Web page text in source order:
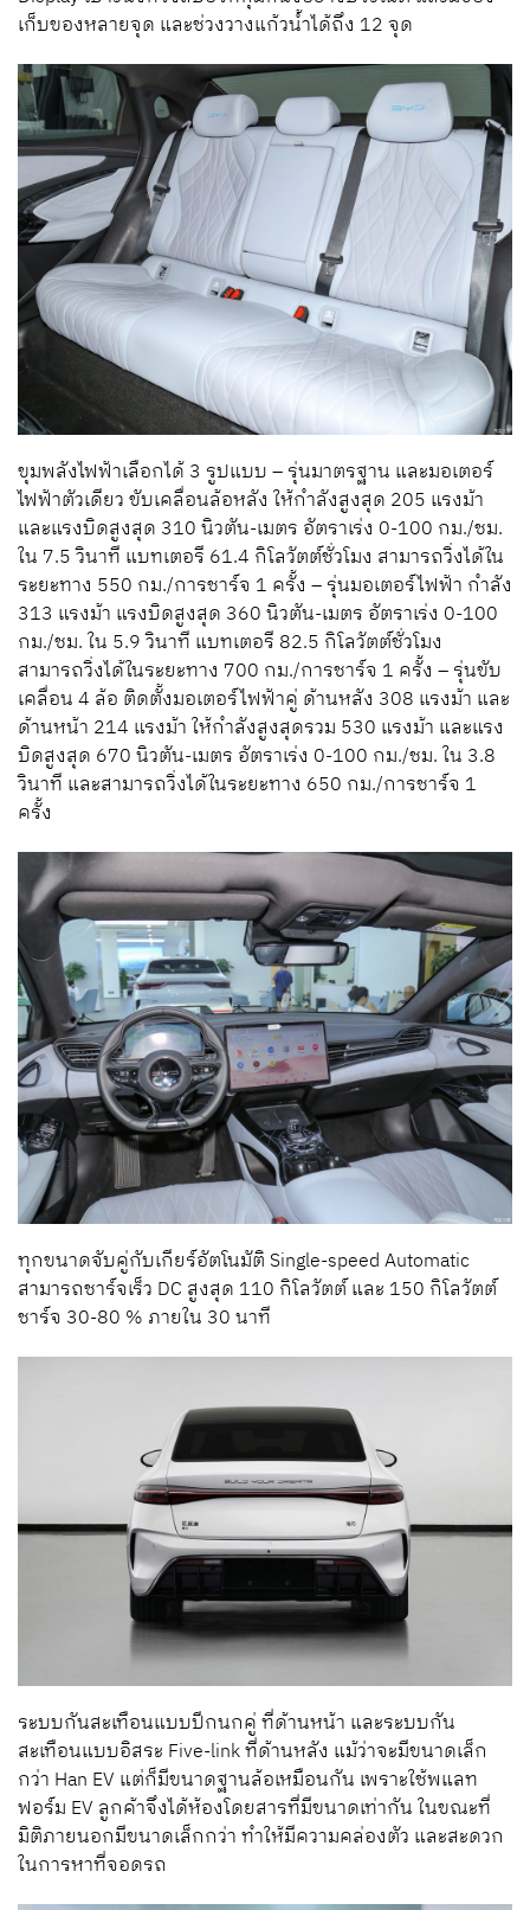
เก็บของหลายจุด และช่วงวางแก้วน้ำได้ถึง 12 จุด
ขุมพลังไฟฟ้าเลือกได้ 3 รูปแบบ – รุ่นมาตรฐาน และมอเตอร์
ไฟฟ้าตัวเดียว ขับเคลื่อนล้อหลัง ให้กำลังสูงสุด 205 แรงม้า
และแรงบิดสูงสุด 310 นิวตัน-เมตร อัตราเร่ง 0-100 กม./ชม.
ใน 7.5 วินาที แบทเตอรี 61.4 กิโลวัตต์ชั่วโมง สามารถวิ่งได้ใน
ระยะทาง 550 กม./การชาร์จ 1 ครั้ง – รุ่นมอเตอร์ไฟฟ้า กำลัง
313 แรงม้า แรงบิดสูงสุด 360 นิวตัน-เมตร อัตราเร่ง 0-100
กม./ชม. ใน 5.9 วินาที แบทเตอรี 82.5 กิโลวัตต์ชั่วโมง
สามารถวิ่งได้ในระยะทาง 700 กม./การชาร์จ 1 ครั้ง – รุ่นขับ
เคลื่อน 4 ล้อ ติดตั้งมอเตอร์ไฟฟ้าคู่ ด้านหลัง 308 แรงม้า และ
ด้านหน้า 214 แรงม้า ให้กำลังสูงสุดรวม 530 แรงม้า และแรง
บิดสูงสุด 670 นิวตัน-เมตร อัตราเร่ง 0-100 กม./ชม. ใน 3.8
วินาที และสามารถวิ่งได้ในระยะทาง 650 กม./การชาร์จ 1
ครั้ง
ทุกขนาดจับคู่กับเกียร์อัตโนมัติ Single-speed Automatic
สามารถชาร์จเร็ว DC สูงสุด 110 กิโลวัตต์ และ 150 กิโลวัตต์
ชาร์จ 30-80 % ภายใน 30 นาที
ระบบกันสะเทือนแบบปีกนกคู่ ที่ด้านหน้า และระบบกัน
สะเทือนแบบอิสระ Five-link ที่ด้านหลัง แม้ว่าจะมีขนาดเล็ก
กว่า Han EV แต่ก็มีขนาดฐานล้อเหมือนกัน เพราะใช้พแลท
ฟอร์ม EV ลูกค้าจึงได้ห้องโดยสารที่มีขนาดเท่ากัน ในขณะที่
มิติภายนอกมีขนาดเล็กกว่า ทำให้มีความคล่องตัว และสะดวก
ในการหาที่จอดรถ